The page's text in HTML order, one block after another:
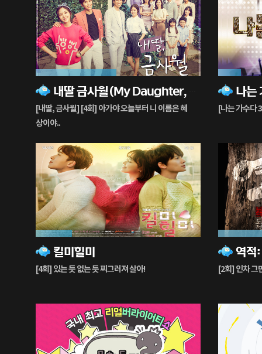
[내딸, 금사월] [4회] 아가야 오늘부터 니 이름은 혜
상이야..
49%
재
생
중
[나는 가수다
14%
재
생
킬미힐미
[4회] 있는 듯 없는 듯 찌그러져 살아!
22%
재
생
[2회] 인차 그
83%
재
생